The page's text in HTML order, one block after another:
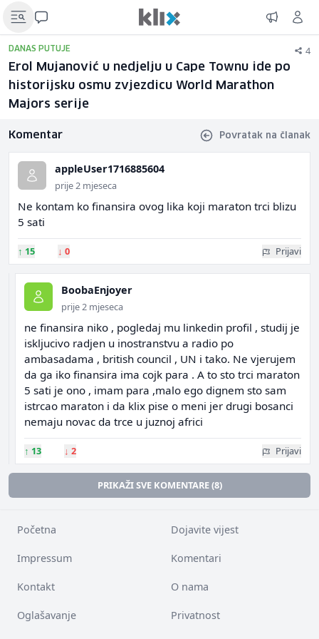
DANAS PUTUJE 4
Erol Mujanović u nedjelju u Cape Townu ide po
historijsku osmu zvjezdicu World Marathon
Majors serije
Komentar Povratak na članak
appleUser1716885604
prije 2 mjeseca
Ne kontam ko finansira ovog lika koji maraton trci blizu
5 sati
↑ 15 ↓ 0 Prijavi
BoobaEnjoyer
prije 2 mjeseca
ne finansira niko , pogledaj mu linkedin profil , studij je
iskljucivo radjen u inostranstvu a radio po
ambasadama , british council , UN i tako. Ne vjerujem
da ga iko finansira ima cojk para . A to sto trci maraton
5 sati je ono , imam para ,malo ego dignem sto sam
istrcao maraton i da klix pise o meni jer drugi bosanci
nemaju novac da trce u juznoj africi
↑ 13 ↓ 2 Prijavi
PRIKAŽI SVE KOMENTARE (8)
Početna Dojavite vijest
Impressum Komentari
Kontakt O nama
Oglašavanje Privatnost